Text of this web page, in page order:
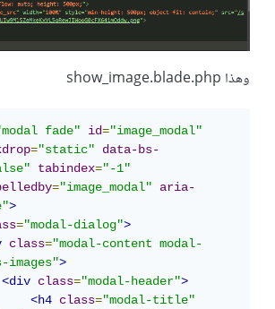
وهذا show_image.blade.php
"modal fade" id="image_modal"
="static"
data-bs-
tabindex="-1"
="image_modal"
aria-
>
="modal-dialog">
class="modal-content modal-
images">
<div
class="modal-header">
<h4
class="modal-title"